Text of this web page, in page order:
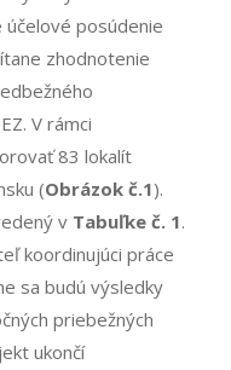
posúdenie
zhodnotenie
V rámci
83 lokalít
(Obrázok č.1).
v Tabuľke č. 1.
koordinujúci práce
sa budú výsledky
priebežných
ukončí